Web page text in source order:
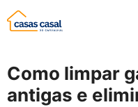
Saltar
para
Como limpar
antigas e